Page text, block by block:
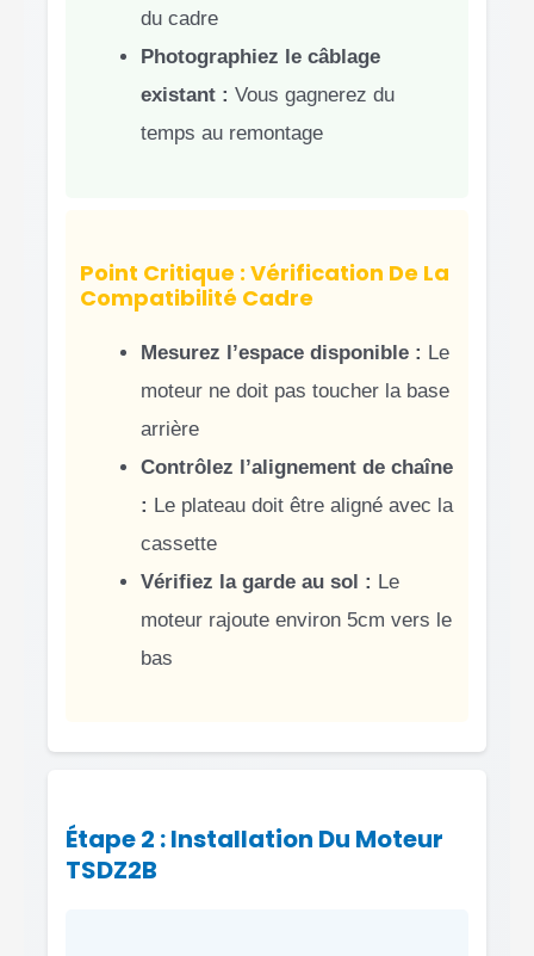
du cadre
Photographiez le câblage
existant : Vous gagnerez du
temps au remontage
Point Critique : Vérification De La
Compatibilité Cadre
Mesurez l’espace disponible : Le
moteur ne doit pas toucher la base
arrière
Contrôlez l’alignement de chaîne
: Le plateau doit être aligné avec la
cassette
Vérifiez la garde au sol : Le
moteur rajoute environ 5cm vers le
bas
Étape 2 : Installation Du Moteur
TSDZ2B